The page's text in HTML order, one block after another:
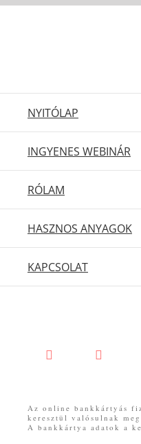
NYITÓLAP
INGYENES WEBINÁR
RÓLAM
HASZNOS ANYAGOK
KAPCSOLAT
FacebookYouTube
Az online bankkártyás
keresztül valósulnak
A bankkártya adatok a